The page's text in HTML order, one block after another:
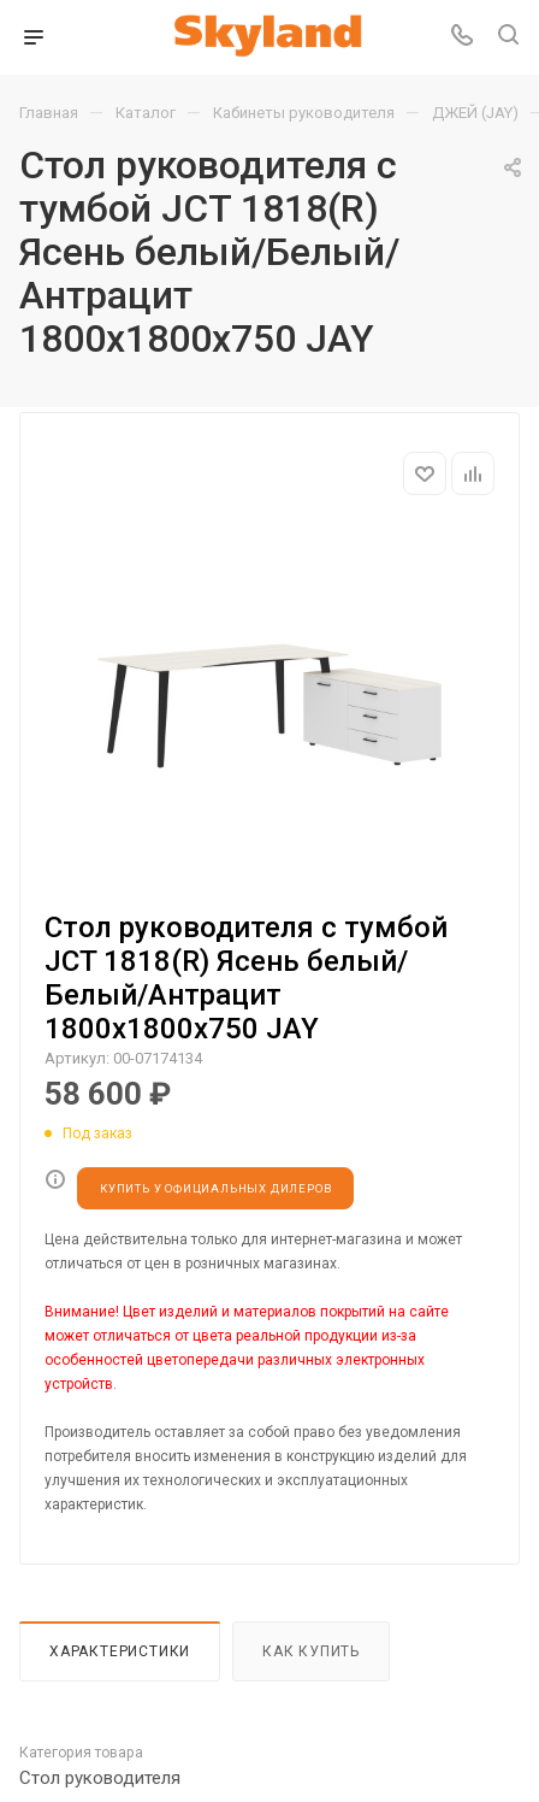
Главная — Каталог — Кабинеты руководителя — ДЖЕЙ (JAY)
Стол руководителя с
тумбой JCT 1818(R)
Ясень белый/Белый/
Антрацит
1800х1800х750 JAY
Стол руководителя с тумбой
JCT 1818(R) Ясень белый/
Белый/Антрацит
1800х1800х750 JAY
Артикул: 00-07174134
58 600 ₽
Под заказ
КУПИТЬ У ОФИЦИАЛЬНЫХ ДИЛЕРОВ
Цена действительна только для интернет-магазина и может
отличаться от цен в розничных магазинах.
Внимание! Цвет изделий и материалов покрытий на сайте
может отличаться от цвета реальной продукции из-за
особенностей цветопередачи различных электронных
устройств.
Производитель оставляет за собой право без уведомления
потребителя вносить изменения в конструкцию изделий для
улучшения их технологических и эксплуатационных
характеристик.
ХАРАКТЕРИСТИКИ КАК КУПИТЬ
Категория товара
Стол руководителя